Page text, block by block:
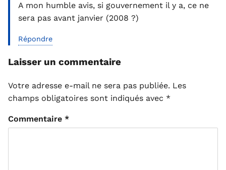
A mon humble avis, si gouvernement il y a, ce ne
sera pas avant janvier (2008 ?)
Répondre
Laisser un commentaire
Votre adresse e-mail ne sera pas publiée. Les
champs obligatoires sont indiqués avec *
Commentaire *